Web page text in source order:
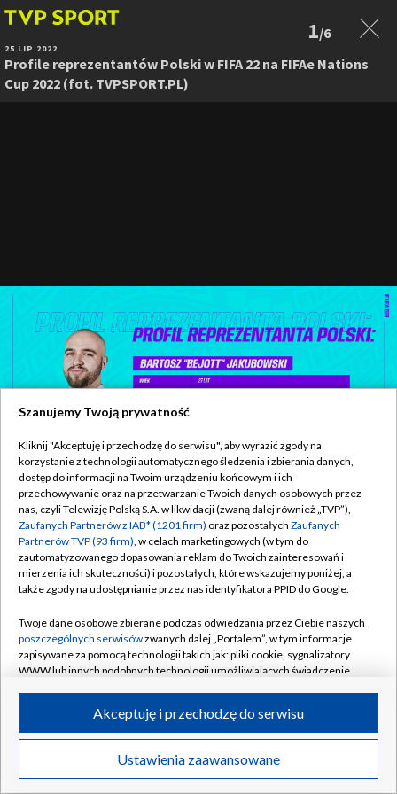
25 LIP 2022
Profile reprezentantów Polski w FIFA 22 na FIFAe Nations
Cup 2022 (fot. TVPSPORT.PL)
1/6
Profile reprezentantów Polski w FIFA 22 na FIFAe
Nations Cup 2022 (fot. TVPSPORT.PL)
Szanujemy Twoją prywatność
Kliknij "Akceptuję i przechodzę do serwisu", aby wyrazić zgody na
korzystanie z technologii automatycznego śledzenia i zbierania danych,
dostęp do informacji na Twoim urządzeniu końcowym i ich
przechowywanie oraz na przetwarzanie Twoich danych osobowych przez
nas, czyli Telewizję Polską S.A. w likwidacji (zwaną dalej również „TVP”),
Zaufanych Partnerów z IAB* (1201 firm) oraz pozostałych Zaufanych
Partnerów TVP (93 firm), w celach marketingowych (w tym do
zautomatyzowanego dopasowania reklam do Twoich zainteresowań i
mierzenia ich skuteczności) i pozostałych, które wskazujemy poniżej, a
także zgody na udostępnianie przez nas identyfikatora PPID do Google.
Twoje dane osobowe zbierane podczas odwiedzania przez Ciebie naszych
poszczególnych serwisówzwanych dalej „Portalem”, w tym informacje
zapisywane za pomocą technologii takich jak: pliki cookie, sygnalizatory
WWW lub innych podobnych technologii umożliwiających świadczenie
ruchu w Internecie.
Twoje dane osobowe zbierane podczas odwiedzania przez Ciebie
poszczególnych serwisówna Portalu, takie jak adresy IP, identyfikatory
Ustawienia zaawansowane
Akceptuję i przechodzę do serwisu